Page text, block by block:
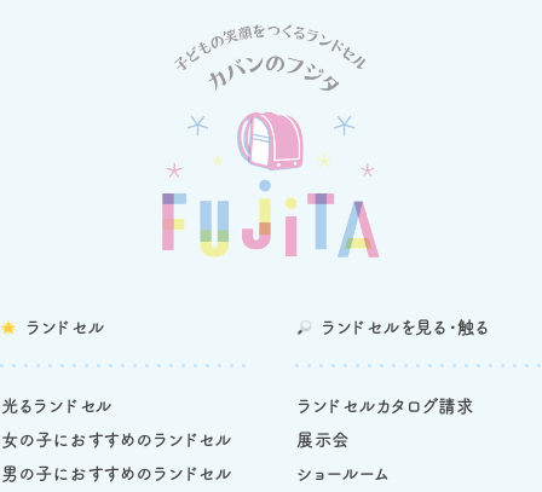
ランドセル
光るランドセル
女の子におすすめのランドセル
男の子におすすめのランドセル
ランドセルを 見る・触る
ランドセルカタログ請求
展示会
ショールーム